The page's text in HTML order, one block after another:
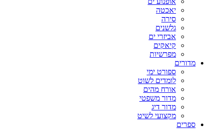
יאכטה
סירה
גלשנים
אביזרי ים
קיאקים
מפרשיות
מדורים
ספורט ימי
לומדים לשוט
אורח מהים
מדור משפטי
מדור דיג
מקצועי לשיט
ספרים